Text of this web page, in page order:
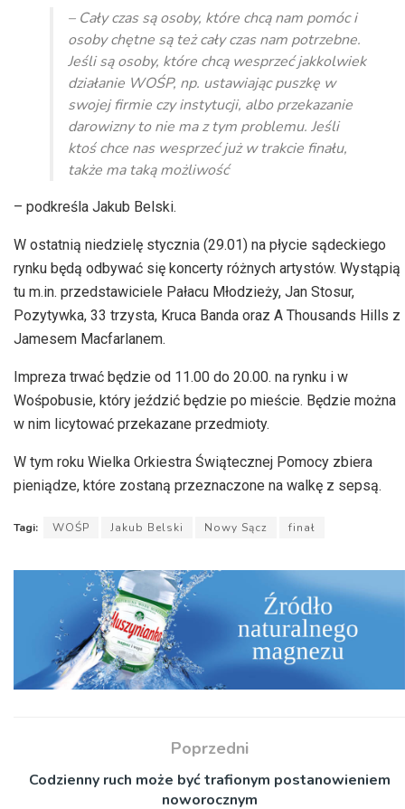
dźwiękowych– Cały czas są osoby, które chcą nam pomóc i
osoby chętne są też cały czas nam potrzebne.
Jeśli są osoby, które chcą wesprzeć jakkolwiek
działanie WOŚP, np. ustawiając puszkę w
swojej firmie czy instytucji, albo przekazanie
darowizny to nie ma z tym problemu. Jeśli
ktoś chce nas wesprzeć już w trakcie finału,
także ma taką możliwość
– podkreśla Jakub Belski.
W ostatnią niedzielę stycznia (29.01) na płycie sądeckiego
rynku będą odbywać się koncerty różnych artystów. Wystąpią
tu m.in. przedstawiciele Pałacu Młodzieży, Jan Stosur,
Pozytywka, 33 trzysta, Kruca Banda oraz A Thousands Hills z
Jamesem Macfarlanem.
Impreza trwać będzie od 11.00 do 20.00. na rynku i w
Wośpobusie, który jeździć będzie po mieście. Będzie można
w nim licytować przekazane przedmioty.
W tym roku Wielka Orkiestra Świątecznej Pomocy zbiera
pieniądze, które zostaną przeznaczone na walkę z sepsą.
Tagi: WOŚP Jakub Belski Nowy Sącz finał
Poprzedni
Codzienny ruch może być trafionym postanowieniem
noworocznym